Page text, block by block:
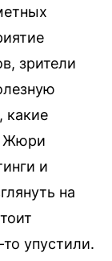
зрители
какие
Жюри
и
на
упустили.